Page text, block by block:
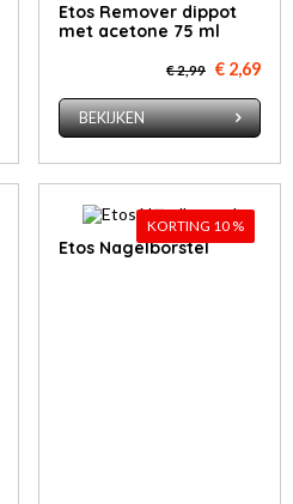
Etos Re­mo­ver dip­pot
met ace­to­ne 75 ml
€ 2,99 € 2,69
BEKIJKEN
KORTING 10 %
Etos Na­gel­bor­stel